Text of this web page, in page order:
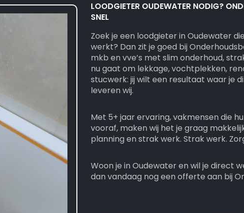
LOODGIETER OUDEWATER NODIG?
SNEL
Zoek je een loodgieter in Oudewater
werkt? Dan zit je goed bij
mkb en vve’s met slim onderhoud,
nu gaat om lekkage, vochtplekken,
stucwerk: jij wilt een resultaat waar je
leveren wij.
Met 5+ jaar ervaring, vakmensen die
vooraf, maken wij het je graag
planning en strak werk. Strak werk.
Woon je in Oudewater en wil je direct
dan vandaag nog een offerte aan bij